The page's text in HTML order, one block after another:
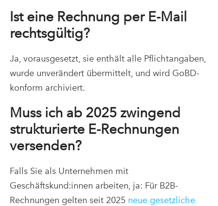
Ist eine Rechnung per E-Mail
rechtsgültig?
Ja, vorausgesetzt, sie enthält alle Pflichtangaben,
wurde unverändert übermittelt, und wird GoBD-
konform archiviert.
Muss ich ab 2025 zwingend
strukturierte E-Rechnungen
versenden?
Falls Sie als Unternehmen mit
Geschäftskund:innen arbeiten, ja: Für B2B-
Rechnungen gelten seit 2025 neue gesetzliche